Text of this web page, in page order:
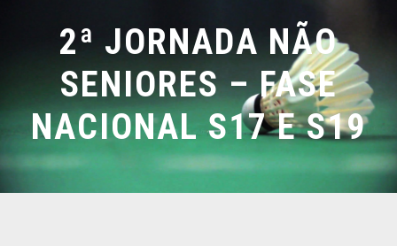
2ª JORNADA NÃO
SENIORES – FASE
NACIONAL S17 E S19